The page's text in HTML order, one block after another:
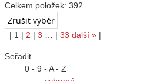
Celkem položek: 392
| 1 | 2 | 3 | 33 další » |
Seřadit
0 - 9 - A - Z